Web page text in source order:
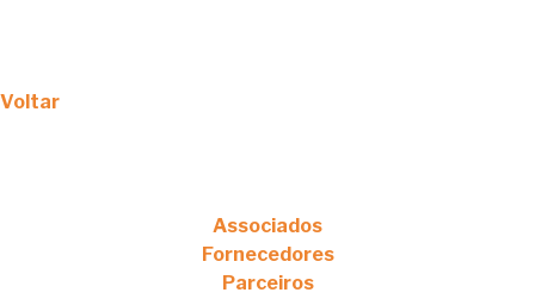
Voltar
Associados
Fornecedores
Parceiros